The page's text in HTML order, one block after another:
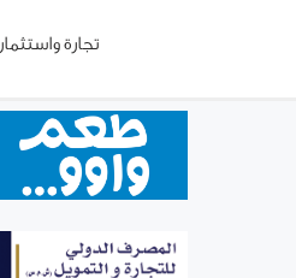
تجارة واستثمار